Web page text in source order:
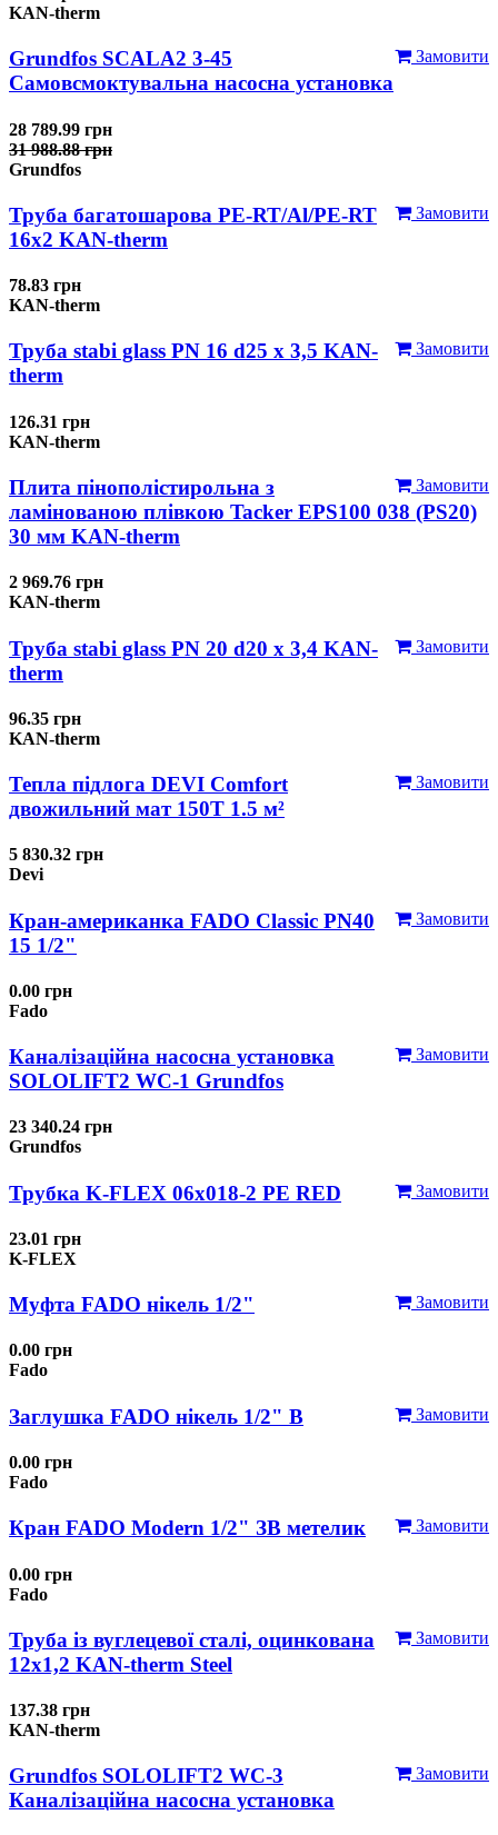
KAN-therm
Замовити
Grundfos SCALA2 3-45
Самовсмоктувальна насосна установка
28 789.99 грн
31 988.88 грн
Grundfos
Замовити
Труба багатошарова PE-RT/Al/PE-RT
16x2 KAN-therm
78.83 грн
KAN-therm
Замовити
Труба stabi glass PN 16 d25 х 3,5 KAN-
therm
126.31 грн
KAN-therm
Замовити
Плита пінополістирольна з
ламінованою плівкою Tacker EPS100 038 (PS20)
30 мм KAN-therm
2 969.76 грн
KAN-therm
Замовити
Труба stabi glass PN 20 d20 х 3,4 KAN-
therm
96.35 грн
KAN-therm
Замовити
Тепла підлога DEVI Comfort
двожильний мат 150T 1.5 м²
5 830.32 грн
Devi
Замовити
Кран-американка FADO Classic PN40
15 1/2"
0.00 грн
Fado
Замовити
Каналізаційна насосна установка
SOLOLIFT2 WC-1 Grundfos
23 340.24 грн
Grundfos
Замовити
Трубка K-FLEX 06x018-2 РЕ RED
23.01 грн
K-FLEX
Замовити
Муфта FADO нікель 1/2"
0.00 грн
Fado
Замовити
Заглушка FADO нікель 1/2" В
0.00 грн
Fado
Замовити
Кран FADO Modern 1/2" ЗВ метелик
0.00 грн
Fado
Замовити
Труба із вуглецевої сталі, оцинкована
12x1,2 KAN-therm Steel
137.38 грн
KAN-therm
Замовити
Grundfos SOLOLIFT2 WC-3
Каналізаційна насосна установка